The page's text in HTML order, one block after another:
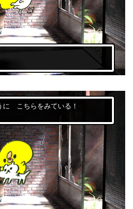
こちらをみている！